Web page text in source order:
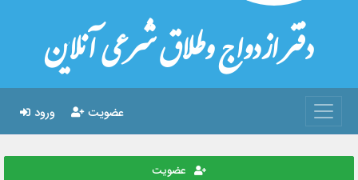
دفتر ازدواج وطلاق شرعی آنلاین
ورود عضویت
عضویت